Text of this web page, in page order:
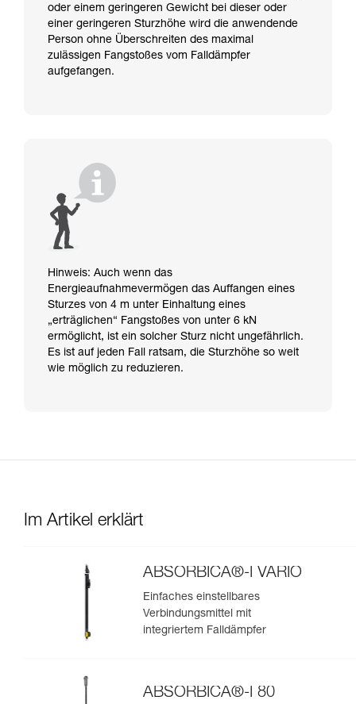
oder einem geringeren Gewicht bei dieser oder
einer geringeren Sturzhöhe wird die anwendende
Person ohne Überschreiten des maximal
zulässigen Fangstoßes vom Falldämpfer
aufgefangen.
Hinweis: Auch wenn das
Energieaufnahmevermögen das Auffangen eines
Sturzes von 4 m unter Einhaltung eines
„erträglichen“ Fangstoßes von unter 6 kN
ermöglicht, ist ein solcher Sturz nicht ungefährlich.
Es ist auf jeden Fall ratsam, die Sturzhöhe so weit
wie möglich zu reduzieren.
Im Artikel erklärt
ABSORBICA®-I VARIO
Einfaches einstellbares
Verbindungsmittel mit
integriertem Falldämpfer
ABSORBICA®-I 80